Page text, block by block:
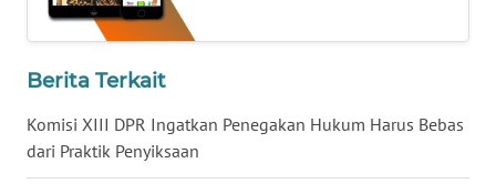
Berita Terkait
Komisi XIII DPR Ingatkan Penegakan Hukum Harus Bebas
dari Praktik Penyiksaan
WN
KALBAR
WN